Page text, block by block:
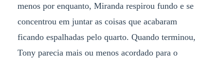
menos por enquanto, Miranda respirou fundo e se
concentrou em juntar as coisas que acabaram
ficando espalhadas pelo quarto. Quando terminou,
Tony parecia mais ou menos acordado para o